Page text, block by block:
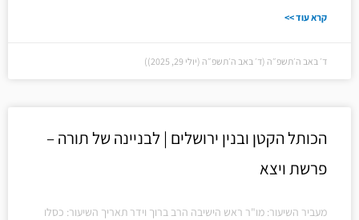
קרא עוד >>
ד׳ באב ה׳תשפ״ה (ד׳ באב ה׳תשפ״ה (יולי 29, 2025))
הכותל הקטן ובנין ירושלים | לבניינה של תורה –
פרשת ויצא
מעביר השיעור: מו"ר ראש הישיבה הרב ברוך וידר תאריך השיעור: כסלו